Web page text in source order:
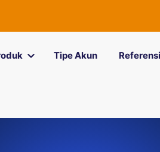
Tipe Akun